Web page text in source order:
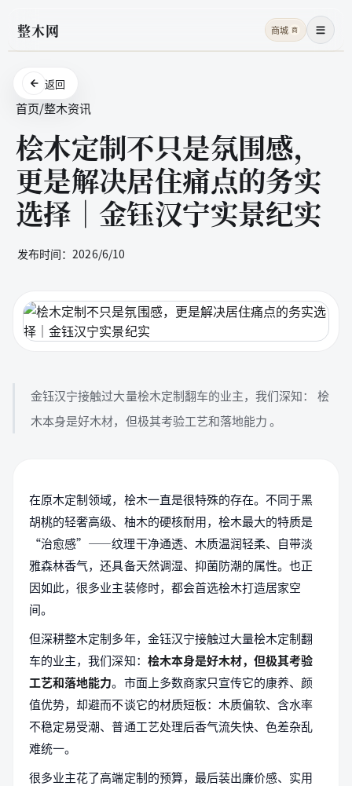
整木网 商城 商 菜单
返回
首页/整木资讯
桧木定制不只是氛围感，
更是解决居住痛点的务实
选择｜金钰汉宁实景纪实
发布时间：2026/6/10
金钰汉宁接触过大量桧木定制翻车的业主，我们深知： 桧
木本身是好木材，但极其考验工艺和落地能力 。
在原木定制领域，桧木一直是很特殊的存在。不同于黑
胡桃的轻奢高级、柚木的硬核耐用，桧木最大的特质是
“治愈感”——纹理干净通透、木质温润轻柔、自带淡
雅森林香气，还具备天然调湿、抑菌防潮的属性。也正
因如此，很多业主装修时，都会首选桧木打造居家空
间。
但深耕整木定制多年，金钰汉宁接触过大量桧木定制翻
车的业主，我们深知： 桧木本身是好木材，但极其考验
工艺和落地能力。市面上多数商家只宣传它的康养、颜
值优势，却避而不谈它的材质短板：木质偏软、含水率
不稳定易受潮、普通工艺处理后香气流失快、色差杂乱
难统一。
很多业主花了高端定制的预算，最后装出廉价感、实用